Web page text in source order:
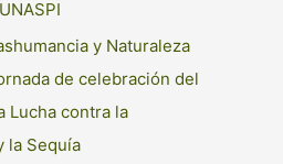
y Naturaleza
de celebración del
Lucha contra la
la Sequía